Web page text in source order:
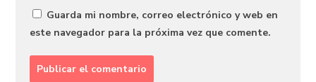
Guarda mi nombre, correo electrónico y web en
este navegador para la próxima vez que comente.